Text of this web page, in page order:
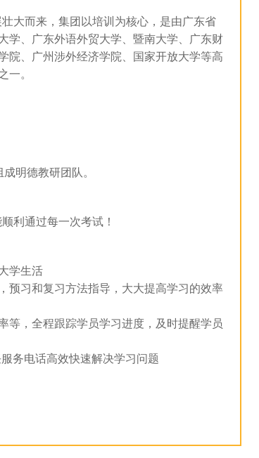
大而来，集团以培训为核心，是由广东省
学、广东外语外贸大学、暨南大学、广东财
院、广州涉外经济学院、国家开放大学等高
一。
明德教研团队。
利通过每一次考试！
学生活
预习和复习方法指导，大大提高学习的效率
等，全程跟踪学员学习进度，及时提醒学员
务电话高效快速解决学习问题